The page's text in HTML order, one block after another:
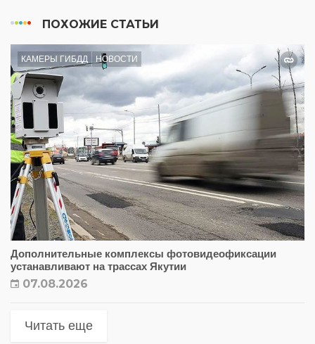
ПОХОЖИЕ СТАТЬИ
КАМЕРЫ ГИБДД НОВОСТИ
Дополнительные комплексы фотовидеофиксации
устанавливают на трассах Якутии
07.08.2026
Читать еще